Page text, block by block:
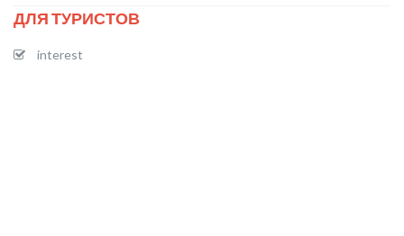
ДЛЯ ТУРИСТОВ
interest